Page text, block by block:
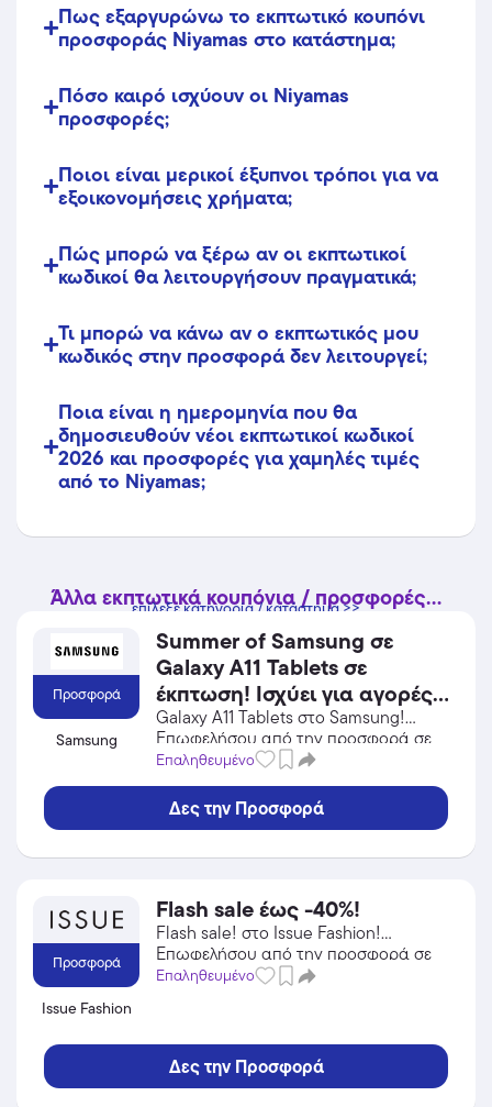
Πως εξαργυρώνω το εκπτωτικό κουπόνι
προσφοράς Niyamas στο κατάστημα;
Πόσο καιρό ισχύουν οι Niyamas
προσφορές;
Ποιοι είναι μερικοί έξυπνοι τρόποι για να
εξοικονομήσεις χρήματα;
Πώς μπορώ να ξέρω αν οι εκπτωτικοί
κωδικοί θα λειτουργήσουν πραγματικά;
Τι μπορώ να κάνω αν ο εκπτωτικός μου
κωδικός στην προσφορά δεν λειτουργεί;
Ποια είναι η ημερομηνία που θα
δημοσιευθούν νέοι εκπτωτικοί κωδικοί
2026 και προσφορές για χαμηλές τιμές
από το Niyamas;
Άλλα εκπτωτικά κουπόνια / προσφορές...
επίλεξε κατηγορία / κατάστημα >>
Προσφορά
Samsung
Summer of Samsung σε
Galaxy A11 Tablets σε
έκπτωση! Ισχύει για αγορές
έως 31/08/2026.
Galaxy A11 Tablets στο Samsung!
Επωφελήσου από την προσφορά σε
Gadgets του Samsung και κέρδισε
από τις εκπτώσεις!
Επαληθευμένο
Δες την Προσφορά
Προσφορά
Issue Fashion
Flash sale έως -40%!
Flash sale! στο Issue Fashion!
Επωφελήσου από την προσφορά σε
Αξεσουάρ του Issue Fashion και
Επαληθευμένο
Δες την Προσφορά